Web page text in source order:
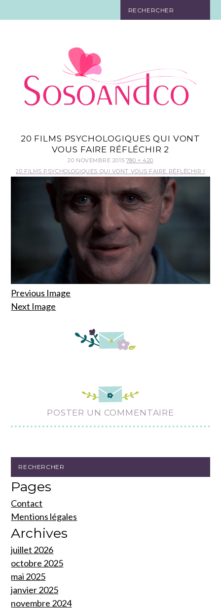
SO EN FORME
SO IN LOVE
SO PRATIQUE
20 FILMS PSYCHOLOGIQUES QUI VONT
VOUS FAIRE RÉFLÉCHIR 2
20 NOVEMBRE 2015 780 × 420
20 FILMS PSYCHOLOGIQUES QUI VONT VOUS FAIRE RÉFLÉCHIR !
Previous Image
Next Image
POSTER UN COMMENTAIRE
Pages
Contact
Mentions légales
Archives
juillet 2026
octobre 2025
mai 2025
janvier 2025
novembre 2024